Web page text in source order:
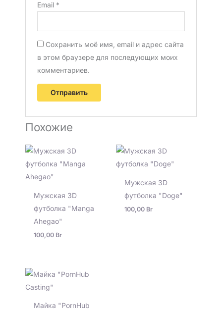
Email *
Сохранить моё имя, email и адрес сайта
в этом браузере для последующих моих
комментариев.
Похожие
Мужская 3D
футболка "Manga
Ahegao"
100,00 Br
Мужская 3D
футболка "Doge"
100,00 Br
Майка "PornHub